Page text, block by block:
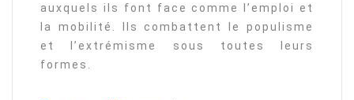
auxquels ils font face comme l’emploi et
la mobilité. Ils combattent le populisme
et l’extrémisme sous toutes leurs
formes.